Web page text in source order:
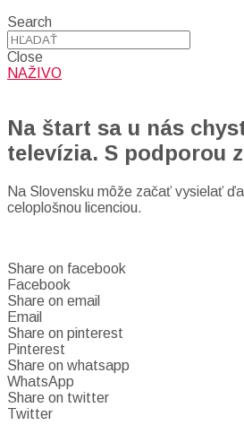
Search
Close
NAŽIVO
Na štart sa u nás
televízia. S podporou
Na Slovensku môže začať vysielať
celoplošnou licenciou.
Share on facebook
Facebook
Share on email
Email
Share on pinterest
Pinterest
Share on whatsapp
WhatsApp
Share on twitter
Twitter